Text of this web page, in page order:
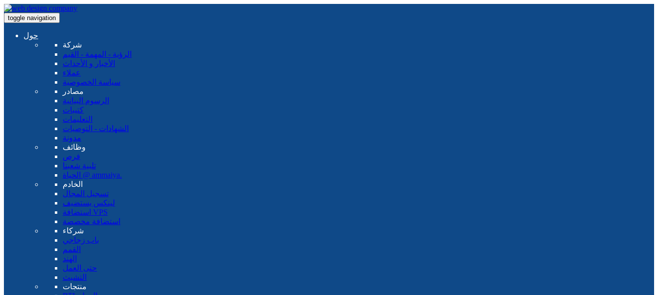
toggle navigation
حول
شركة
الرؤية - المهمة - القيم
الأخبار و الأحداث
عملاء
سياسة الخصوصية
مصادر
الرسوم البيانية
كتيبات
التعليمات
الشهادات - التوصيات
مدونة
وظائف
فرص
تلبية شعبنا
الحياة @ ammaiya.
الخادم
تسجيل المجال
لينكس يستضيف
استضافة VPS
استضافة مخصصة
شركاء
باب زجاجي
القمم
الهند
حتى العمل
التشبث
منتجات